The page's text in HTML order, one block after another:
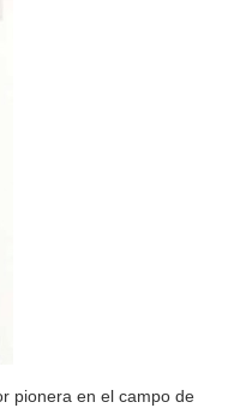
pionera en el campo de